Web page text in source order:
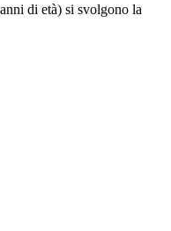
di età) si svolgono la